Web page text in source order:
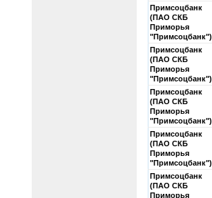
Примсоцбанк
(ПАО СКБ
Приморья
"Примсоцбанк")
Примсоцбанк
(ПАО СКБ
Приморья
"Примсоцбанк")
Примсоцбанк
(ПАО СКБ
Приморья
"Примсоцбанк")
Примсоцбанк
(ПАО СКБ
Приморья
"Примсоцбанк")
Примсоцбанк
(ПАО СКБ
Приморья